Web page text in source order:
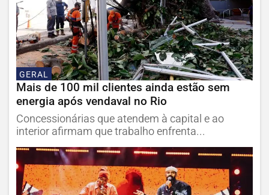
GERAL
Mais de 100 mil clientes ainda estão sem
energia após vendaval no Rio
Concessionárias que atendem à capital e ao
interior afirmam que trabalho enfrenta...